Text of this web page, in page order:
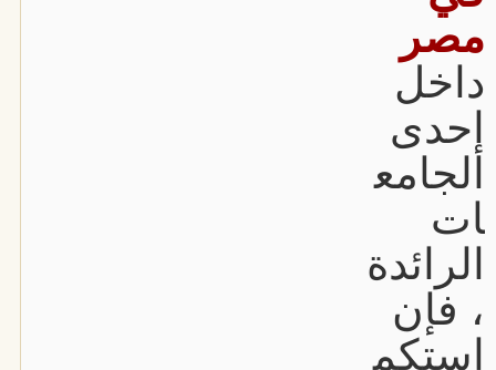
مصر
داخل
إحدى
الجامع
ات
الرائدة
، فإن
استكم